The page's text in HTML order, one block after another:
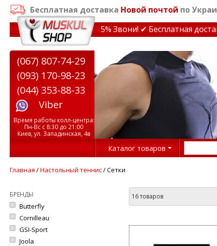
Бесплатная доставка Новой почтой по
на тренажеры до 15% Звони! ✔ Бесплатная
(067) 807-74-29
(093) 170-98-23
(044) 353-88-33
Viber
Время работы колл-центра:
Пн-Вс с 8:30 до 21:00
Киев, ул. Западинская, 4в
Каталог товаров
Главная /Настольный теннис/ Сетки
БРЕНДЫ
Butterfly
Cornilleau
GSI-Sport
Joola
16 товаров